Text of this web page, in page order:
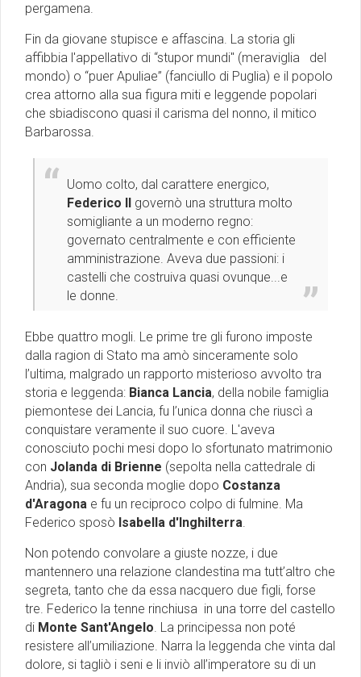
pergamena.
Fin da giovane stupisce e affascina. La storia gli
affibbia l'appellativo di “stupor mundi" (meraviglia del
mondo) o “puer Apuliae” (fanciullo di Puglia) e il popolo
crea attorno alla sua figura miti e leggende popolari
che sbiadiscono quasi il carisma del nonno, il mitico
Barbarossa.
Uomo colto, dal carattere energico,
Federico II governò una struttura molto
somigliante a un moderno regno:
governato centralmente e con efficiente
amministrazione. Aveva due passioni: i
castelli che costruiva quasi ovunque...e
le donne.
Ebbe quattro mogli. Le prime tre gli furono imposte
dalla ragion di Stato ma amò sinceramente solo
l’ultima, malgrado un rapporto misterioso avvolto tra
storia e leggenda: Bianca Lancia, della nobile famiglia
piemontese dei Lancia, fu l’unica donna che riuscì a
conquistare veramente il suo cuore. L'aveva
conosciuto pochi mesi dopo lo sfortunato matrimonio
con Jolanda di Brienne (sepolta nella cattedrale di
Andria), sua seconda moglie dopo Costanza
d'Aragona e fu un reciproco colpo di fulmine. Ma
Federico sposò Isabella d'Inghilterra.
Non potendo convolare a giuste nozze, i due
mantennero una relazione clandestina ma tutt’altro che
segreta, tanto che da essa nacquero due figli, forse
tre. Federico la tenne rinchiusa in una torre del castello
di Monte Sant'Angelo. La principessa non poté
resistere all’umiliazione. Narra la leggenda che vinta dal
dolore, si tagliò i seni e li inviò all’imperatore su di un